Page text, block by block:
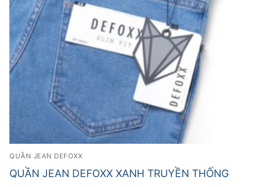
QUẦN JEAN DEFOXX
QUẦN JEAN DEFOXX XANH TRUYỀN THỐNG